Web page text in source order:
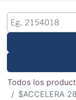
Todos los
$ACCELERA